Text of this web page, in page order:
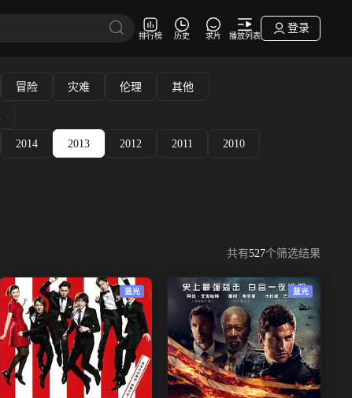
排行榜 历史 求片 播放列表
登录
冒险 灾难 伦理 其他
2014 2013 2012 2011 2010
共有527个筛选结果
蓝光 蓝光